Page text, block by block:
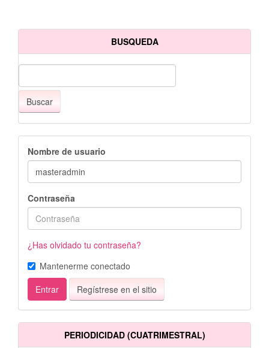
BUSQUEDA
Buscar
Nombre de usuario
Contraseña
¿Has olvidado tu contraseña?
Mantenerme conectado
Entrar
Regístrese en el sitio
PERIODICIDAD (CUATRIMESTRAL)